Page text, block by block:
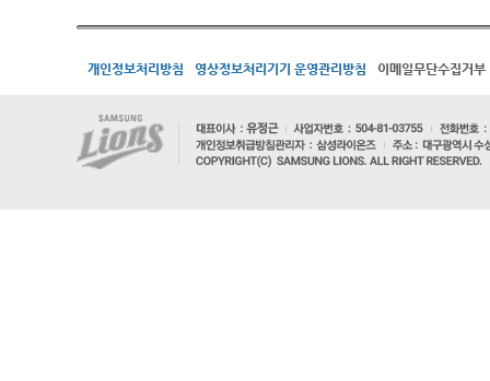
개인정보처리방침 영상정보처리기기 운영관리방침 이메일무단수집거부